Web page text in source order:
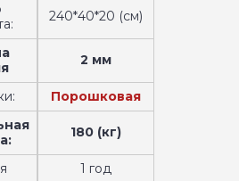
240*40*20 (см)
2 мм
Порошковая
180 (кг)
1 год